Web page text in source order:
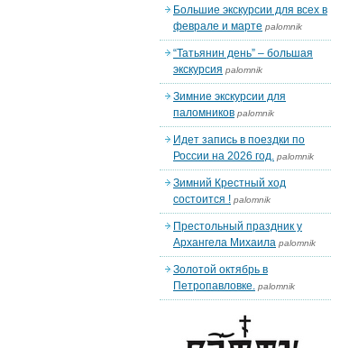
Большие экскурсии для всех в
феврале и марте palomnik
“Татьянин день” – большая
экскурсия palomnik
Зимние экскурсии для
паломников palomnik
Идет запись в поездки по
России на 2026 год. palomnik
Зимний Крестный ход
состоится ! palomnik
Престольный праздник у
Архангела Михаила palomnik
Золотой октябрь в
Петропавловке. palomnik